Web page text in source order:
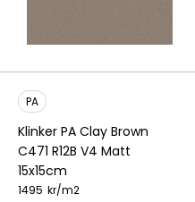
PA
Klinker PA Clay Brown
C471 R12B V4 Matt
15x15cm
1495 kr/m2